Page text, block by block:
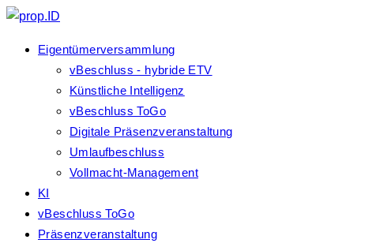
Eigentümerversammlung
vBeschluss - hybride ETV
Künstliche Intelligenz
vBeschluss ToGo
Digitale Präsenzveranstaltung
Umlaufbeschluss
Vollmacht-Management
KI
vBeschluss ToGo
Präsenzveranstaltung